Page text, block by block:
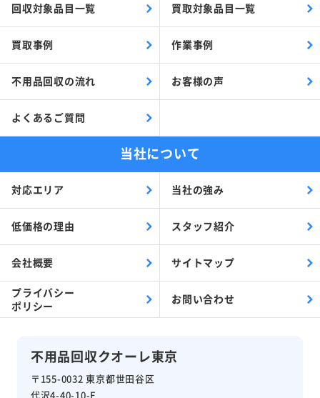
不用品回収クオーレ東京
〒155-0032 東京都世田谷区
代沢4-40-10-E
回収対象品目一覧 買取対象品目一覧
買取事例 作業事例
不用品回収の流れ お客様の声
よくあるご質問
当社について
対応エリア 当社の強み
低価格の理由 スタッフ紹介
会社概要 サイトマップ
プライバシー
ポリシー
お問い合わせ